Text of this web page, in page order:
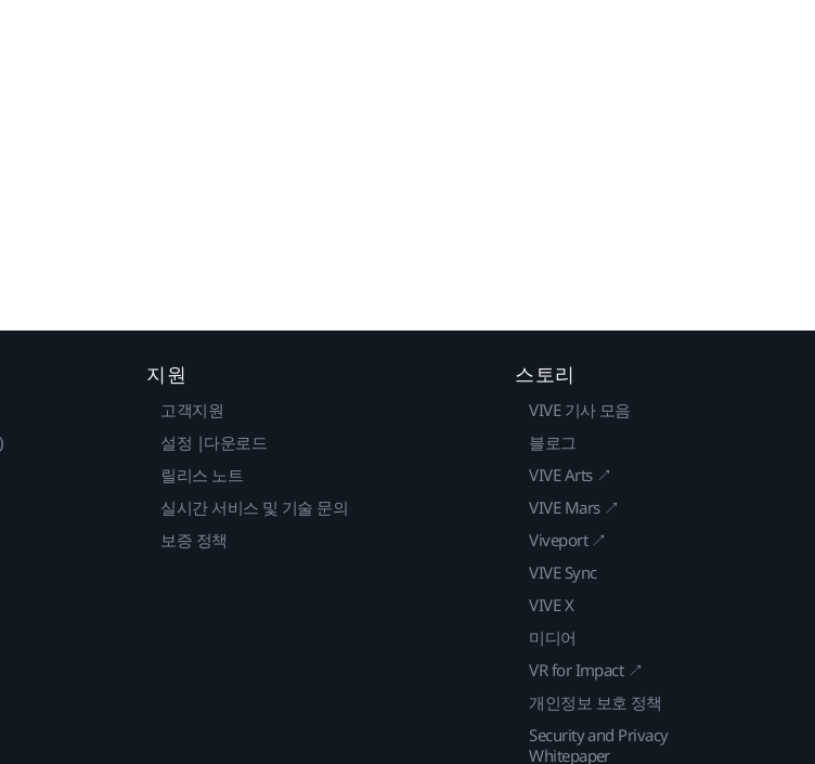
지원
고객지원
설정 |다운로드
릴리스 노트
실시간 서비스 및 기술 문의
보증 정책
스토리
VIVE 기사 모음
블로그
VIVE Arts ↗
VIVE Mars ↗
Viveport ↗
VIVE Sync
VIVE X
미디어
VR for Impact ↗
개인정보 보호 정책
Security and Privacy
Whitepaper